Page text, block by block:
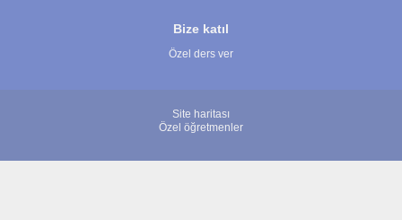
Bize katıl
Özel ders ver
Site haritası
Özel öğretmenler